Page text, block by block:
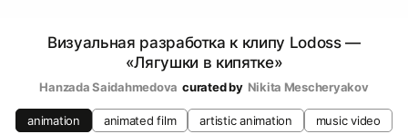
Визуальная разработка к клипу Lodoss —
«Лягушки в кипятке»
Hanzada Saidahmedova curated by Nikita Mescheryakov
animation animated film artistic animation music video